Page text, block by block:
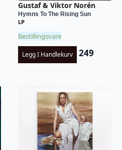
Gustaf & Viktor Norén
Hymns To The Rising Sun
LP
Bestillingsvare
Legg I Handlekurv 249